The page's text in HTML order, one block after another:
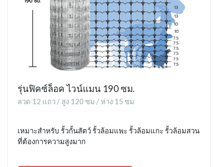
รุ่นฟิคซ์ล็อค ไวน์แมน 190 ซม.
ลวด 12 แถว / สูง 120 ซม / ห่าง 15 ซม
เหมาะสำหรับ รั้วกั้นสัตว์ รั้วล้อมแพะ รั้วล้อมแกะ รั้วล้อมสวน
ที่ต้องการความสูงมาก